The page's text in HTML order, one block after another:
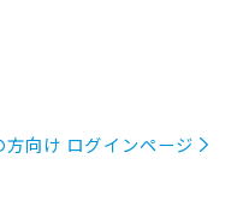
方向け ログインページ